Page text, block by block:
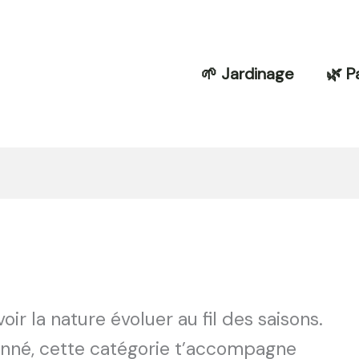
🌱 Jardinage 🌿
la nature évoluer au fil des saisons.
cette catégorie t’accompagne